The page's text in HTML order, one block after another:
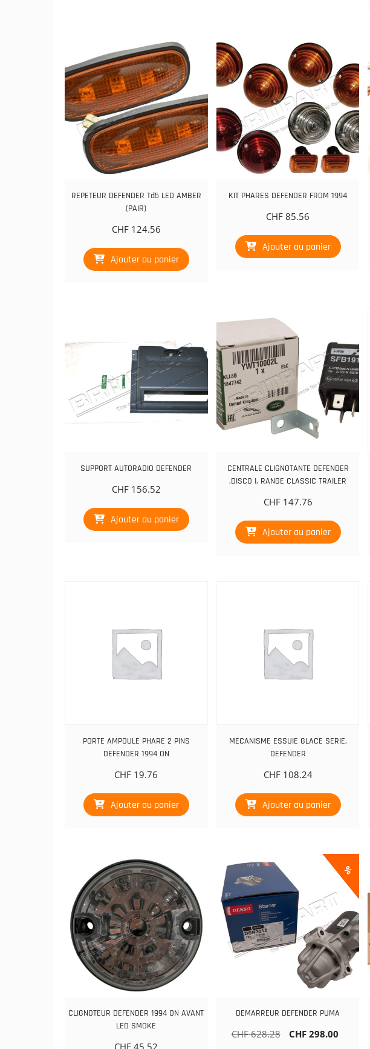
REPETEUR DEFENDER Td5 LED AMBER
(PAIR)
CHF124.56
Ajouter au panier
KIT PHARES DEFENDER FROM 1994
CHF 85.56
Ajouter au panier
SUPPORT AUTORADIO DEFENDER
CHF156.52
Ajouter au panier
CENTRALE CLIGNOTANTE DEFENDER
,DISCO I, RANGE CLASSIC TRAILER
CHF147.76
Ajouter au panier
PORTE AMPOULE PHARE 2 PINS
DEFENDER 1994 ON
CHF 19.76
Ajouter au panier
MECANISME ESSUIE GLACE SERIE,
DEFENDER
CHF108.24
Ajouter au panier
CLIGNOTEUR DEFENDER 1994 ON AVANT
LED SMOKE
%
DEMARREUR DEFENDER PUMA
CHF628.28
LeCHF298.00